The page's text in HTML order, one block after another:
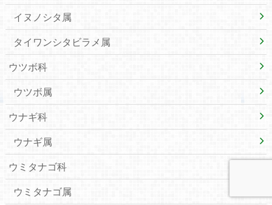
イヌノシタ属
タイワンシタビラメ属
ウツボ科
ウツボ属
ウナギ科
ウナギ属
ウミタナゴ科
ウミタナゴ属